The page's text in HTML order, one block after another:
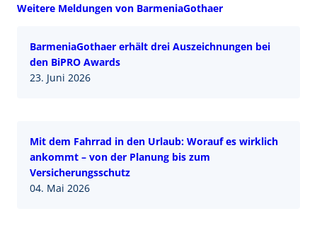
Weitere Meldungen von BarmeniaGothaer
BarmeniaGothaer erhält drei Auszeichnungen bei
den BiPRO Awards
23. Juni 2026
Mit dem Fahrrad in den Urlaub: Worauf es wirklich
ankommt – von der Planung bis zum
Versicherungsschutz
04. Mai 2026